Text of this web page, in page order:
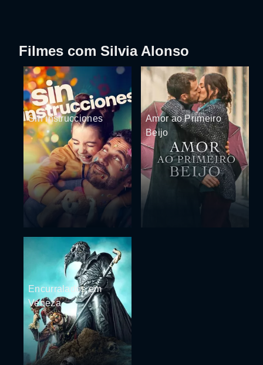
Filmes com Silvia Alonso
Sin instrucciones
Amor ao Primeiro
Beijo
Encurralados em
Veneza